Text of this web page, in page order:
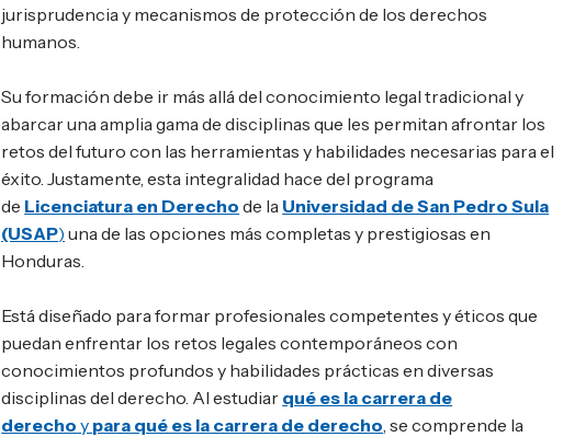
jurisprudencia y mecanismos de protección de los derechos
humanos.
Su formación debe ir más allá del conocimiento legal tradicional y
abarcar una amplia gama de disciplinas que les permitan afrontar los
retos del futuro con las herramientas y habilidades necesarias para el
éxito. Justamente, esta integralidad hace del programa
de Licenciatura en Derecho de la Universidad de San Pedro Sula
(USAP) una de las opciones más completas y prestigiosas en
Honduras.
Está diseñado para formar profesionales competentes y éticos que
puedan enfrentar los retos legales contemporáneos con
conocimientos profundos y habilidades prácticas en diversas
disciplinas del derecho. Al estudiar qué es la carrera de
derecho y para qué es la carrera de derecho , se comprende la